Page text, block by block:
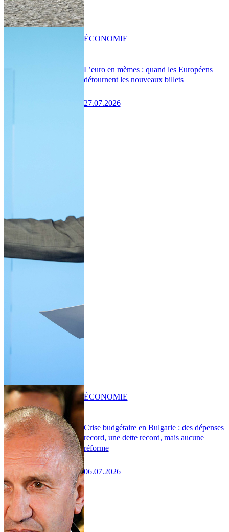
L’euro en mèmes : quand les Européens
détournent les nouveaux billets
27.07.2026
ÉCONOMIE
Crise budgétaire en Bulgarie : des dépenses
record, une dette record, mais aucune
réforme
06.07.2026
ÉCONOMIE